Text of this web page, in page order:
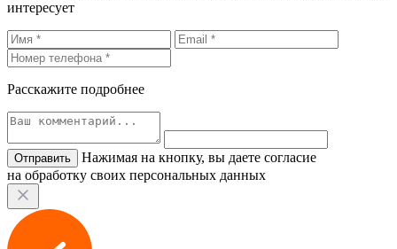
интересует
Расскажите подробнее
Нажимая на кнопку, вы даете согласие
на обработку своих персональных данных